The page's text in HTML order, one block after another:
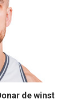
de winst